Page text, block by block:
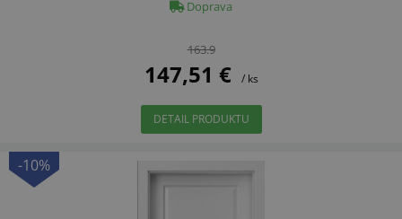
Doprava
163.9
147,51 € / ks
DETAIL PRODUKTU
-10%